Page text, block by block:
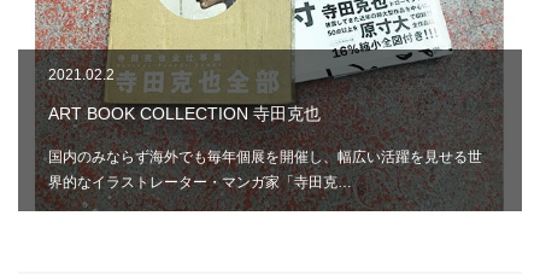
2021.02.2
ART BOOK COLLECTION 寺田克也
国内のみならず海外でも毎年個展を開催し、幅広い活躍を見せる世
界的なイラストレーター・マンガ家「寺田克…